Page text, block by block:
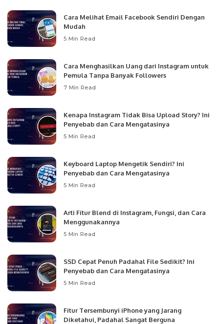
Cara Melihat Email Facebook Sendiri Dengan
Mudah
5 Min Read
Cara Menghasilkan Uang dari Instagram untuk
Pemula Tanpa Banyak Followers
7 Min Read
Kenapa Instagram Tidak Bisa Upload Story? Ini
Penyebab dan Cara Mengatasinya
5 Min Read
Keyboard Laptop Mengetik Sendiri? Ini
Penyebab dan Cara Mengatasinya
5 Min Read
Arti Fitur Blend di Instagram, Fungsi, dan Cara
Menggunakannya
5 Min Read
SSD Cepat Penuh Padahal File Sedikit? Ini
Penyebab dan Cara Mengatasinya
5 Min Read
Fitur Tersembunyi iPhone yang Jarang
Diketahui, Padahal Sangat Berguna